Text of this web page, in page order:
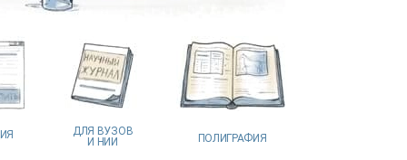
ДЛЯ ВУЗОВ
И НИИ
ПОЛИГРАФИЯ